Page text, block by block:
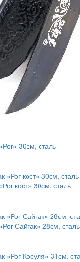
30см, сталь
кост» 30см, сталь
Сайгак» 28см, сталь